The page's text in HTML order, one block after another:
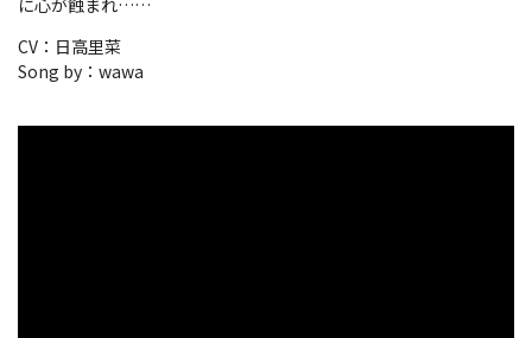
に心が蝕まれ……
CV：日高里菜
Song by：wawa